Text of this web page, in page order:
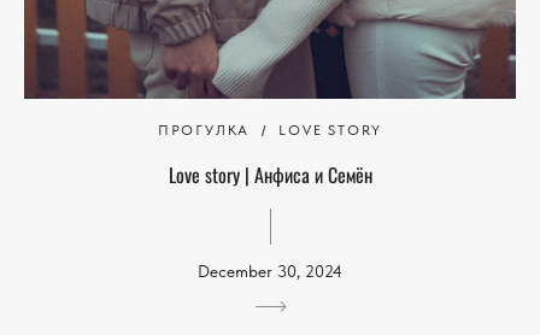
ПРОГУЛКА LOVE STORY
Love story | Анфиса и Семён
December 30, 2024